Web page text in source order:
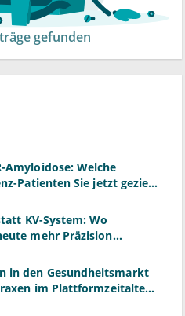
gefunden
Amyloidose: Welche
Patienten Sie jetzt gezielt
KV-System: Wo
mehr Präzision
in den Gesundheitsmarkt
im Plattformzeitalter